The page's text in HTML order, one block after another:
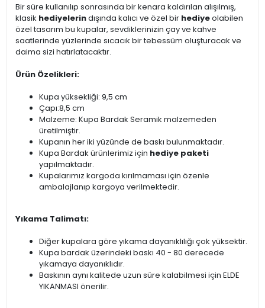
Bir süre kullanılıp sonrasında bir kenara kaldırılan alışılmış,
klasik hediyelerindışında kalıcı ve özel bir hediyeolabilen
özel tasarım bu kupalar, sevdiklerinizin çay ve kahve
saatlerinde yüzlerinde sıcacık bir tebessüm oluşturacak ve
daima sizi hatırlatacaktır.
Ürün Özelikleri:
Kupa yüksekliği: 9,5 cm
Çapı:8,5 cm
Malzeme: Kupa Bardak Seramik malzemeden
üretilmiştir.
Kupanın her iki yüzünde de baskı bulunmaktadır.
Kupa Bardak ürünlerimiz için hediye paketi
yapılmaktadır.
Kupalarımız kargoda kırılmaması için özenle
ambalajlanıp kargoya verilmektedir.
Yıkama Talimatı:
Diğer kupalara göre yıkama dayanıklılığı çok yüksektir.
Kupa bardak üzerindeki baskı 40 - 80 derecede
yıkamaya dayanıklıdır.
Baskının aynı kalitede uzun süre kalabilmesi için ELDE
YIKANMASI önerilir.